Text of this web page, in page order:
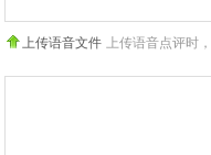
上传语音文件 上传语音点评时